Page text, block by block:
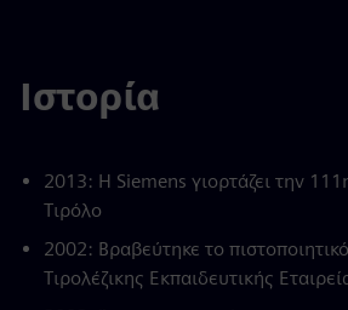
Ιστορία
2013: Η Siemens γιορτάζει την
Τιρόλο
2002: Βραβεύτηκε το
Τιρολέζικης Εκπαιδευτικής